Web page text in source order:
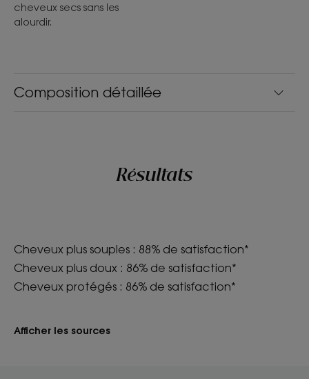
Composition détaillée
cheveux secs sans les
alourdir.
Résultats
Cheveux plus souples : 88% de satisfaction*
Cheveux plus doux : 86% de satisfaction*
Cheveux protégés : 86% de satisfaction*
Afficher les sources